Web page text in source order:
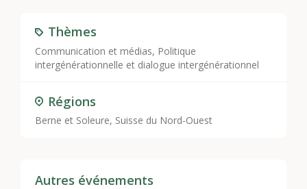
Thèmes
Communication et médias, Politique
intergénérationnelle et dialogue intergénérationnel
Régions
Berne et Soleure, Suisse du Nord-Ouest
Autres événements